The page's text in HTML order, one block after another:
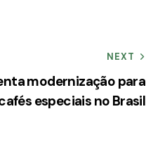
NEXT
modernização para
especiais no Brasil